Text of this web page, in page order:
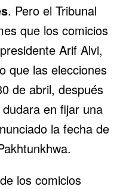
. Pero el Tribunal
que los comicios
Arif Alvi,
que las elecciones
de abril, después
en fijar una
la fecha de
los comicios